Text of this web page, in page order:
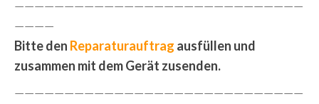
—————————————————————————————
————
Bitte den Reparaturauftrag ausfüllen und
zusammen mit dem Gerät zusenden.
—————————————————————————————